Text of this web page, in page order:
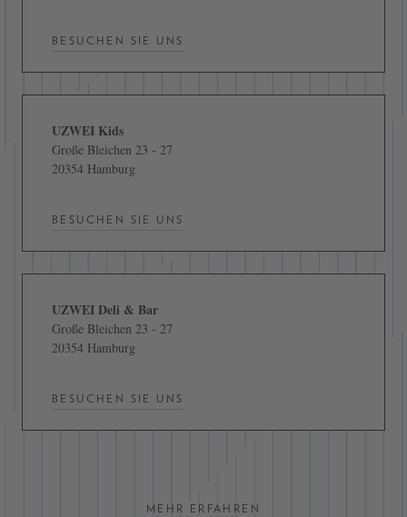
BESUCHEN SIE UNS
UZWEI Kids
Große Bleichen 23 - 27
20354 Hamburg
BESUCHEN SIE UNS
UZWEI Deli & Bar
Große Bleichen 23 - 27
20354 Hamburg
BESUCHEN SIE UNS
MEHR ERFAHREN